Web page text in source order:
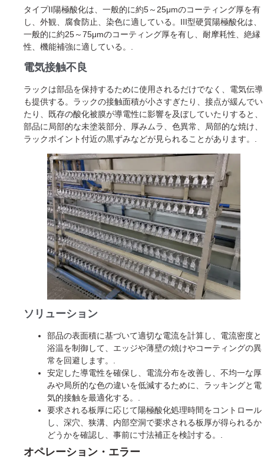
タイプII陽極酸化は、一般的に約5～25μmのコーティング厚を有
し、外観、腐食防止、染色に適している。III型硬質陽極酸化は、
一般的に約25～75μmのコーティング厚を有し、耐摩耗性、絶縁
性、機能補強に適している。.
電気接触不良
ラックは部品を保持するために使用されるだけでなく、電気伝導
も提供する。ラックの接触面積が小さすぎたり、接点が緩んでい
たり、既存の酸化被膜が導電性に影響を及ぼしていたりすると、
部品に局部的な未塗装部分、厚みムラ、色異常、局部的な焼け、
ラックポイント付近の黒ずみなどが見られることがあります。.
ソリューション
部品の表面積に基づいて適切な電流を計算し、電流密度と
浴温を制御して、エッジや薄壁の焼けやコーティングの異
常を回避します。.
安定した導電性を確保し、電流分布を改善し、不均一な厚
みや局所的な色の違いを低減するために、ラッキングと電
気的接触を最適化する。.
要求される板厚に応じて陽極酸化処理時間をコントロール
し、深穴、狭溝、内部空洞で要求される板厚が得られるか
どうかを確認し、事前に寸法補正を検討する。.
オペレーション・エラー